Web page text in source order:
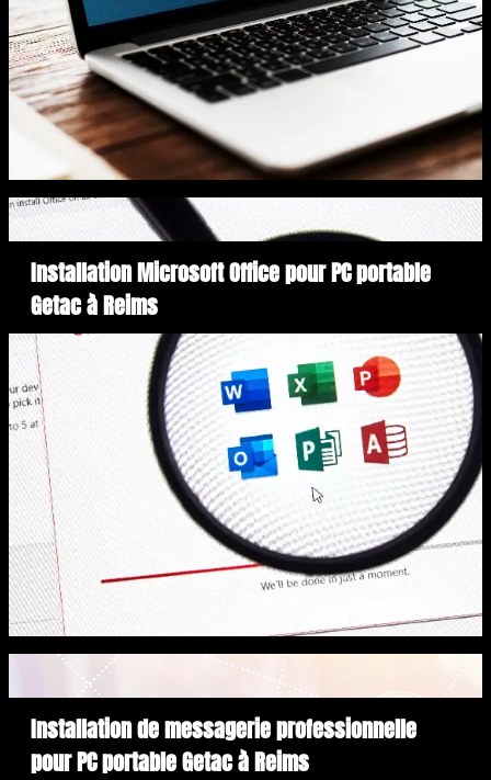
Installation Microsoft Office pour PC portable
Getac à Reims
Installation de messagerie professionnelle
pour PC portable Getac à Reims